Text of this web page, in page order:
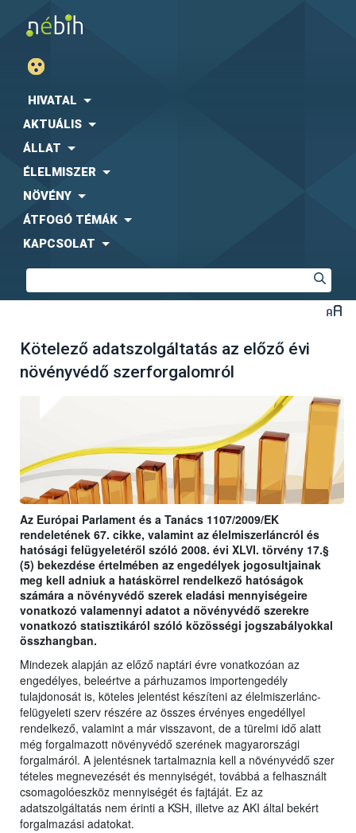
HIVATAL
AKTUÁLIS
ÁLLAT
ÉLELMISZER
NÖVÉNY
ÁTFOGÓ TÉMÁK
KAPCSOLAT
Kötelező adatszolgáltatás az előző évi
növényvédő szerforgalomról
Az Európai Parlament és a Tanács 1107/2009/EK
rendeletének 67. cikke, valamint az élelmiszerláncról és
hatósági felügyeletéről szóló 2008. évi XLVI. törvény 17.§
(5) bekezdése értelmében az engedélyek jogosultjainak
meg kell adniuk a hatáskörrel rendelkező hatóságok
számára a növényvédő szerek eladási mennyiségeire
vonatkozó valamennyi adatot a növényvédő szerekre
vonatkozó statisztikáról szóló közösségi jogszabályokkal
összhangban.
Mindezek alapján az előző naptári évre vonatkozóan az
engedélyes, beleértve a párhuzamos importengedély
tulajdonosát is, köteles jelentést készíteni az élelmiszerlánc-
felügyeleti szerv részére az összes érvényes engedéllyel
rendelkező, valamint a már visszavont, de a türelmi idő alatt
még forgalmazott növényvédő szerének magyarországi
forgalmáról. A jelentésnek tartalmaznia kell a növényvédő szer
tételes megnevezését és mennyiségét, továbbá a felhasznált
csomagolóeszköz mennyiségét és fajtáját. Ez az
adatszolgáltatás nem érinti a KSH, illetve az AKI által bekért
forgalmazási adatokat.